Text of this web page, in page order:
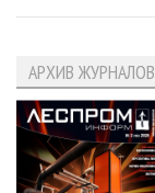
АРХИВ ЖУРНАЛОВ